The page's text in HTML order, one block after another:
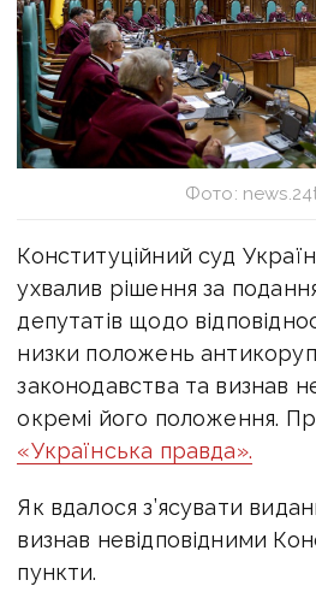
Фото:
Конституційний суд
ухвалив рішення за
депутатів щодо
низки положень
законодавства та визнав
окремі його положення.
«Українська правда».
Як вдалося з’ясувати
визнав невідповідними
пункти.